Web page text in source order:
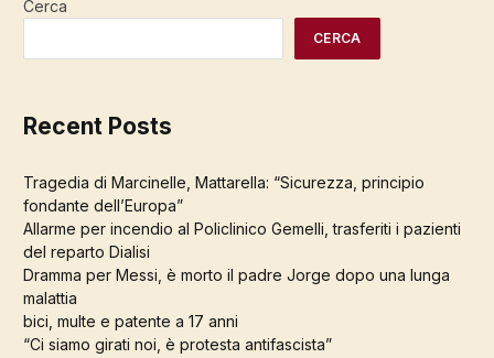
Cerca
CERCA
Recent Posts
Tragedia di Marcinelle, Mattarella: “Sicurezza, principio
fondante dell’Europa”
Allarme per incendio al Policlinico Gemelli, trasferiti i pazienti
del reparto Dialisi
Dramma per Messi, è morto il padre Jorge dopo una lunga
malattia
bici, multe e patente a 17 anni
“Ci siamo girati noi, è protesta antifascista”